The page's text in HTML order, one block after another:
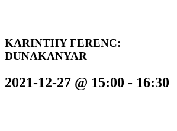
KARINTHY FERENC:
DUNAKANYAR
2021-12-27 @ 15:00 - 16:30